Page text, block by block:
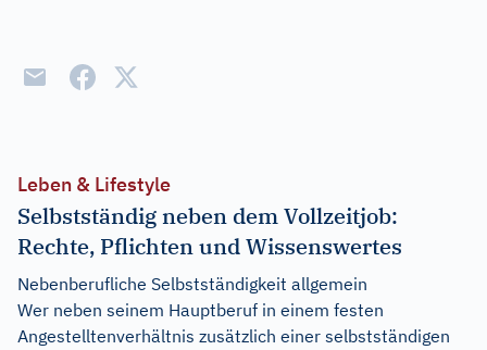
Leben & Lifestyle
Selbstständig neben dem Vollzeitjob:
Rechte, Pflichten und Wissenswertes
Nebenberufliche Selbstständigkeit allgemein
Wer neben seinem Hauptberuf in einem festen
Angestelltenverhältnis zusätzlich einer selbstständigen